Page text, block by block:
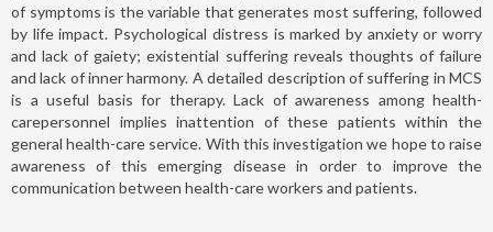
of symptoms is the variable that generates most suffering, followed
by life impact. Psychological distress is marked by anxiety or worry
and lack of gaiety; existential suffering reveals thoughts of failure
and lack of inner harmony. A detailed description of suffering in MCS
is a useful basis for therapy. Lack of awareness among health-
carepersonnel implies inattention of these patients within the
general health-care service. With this investigation we hope to raise
awareness of this emerging disease in order to improve the
communication between health-care workers and patients.